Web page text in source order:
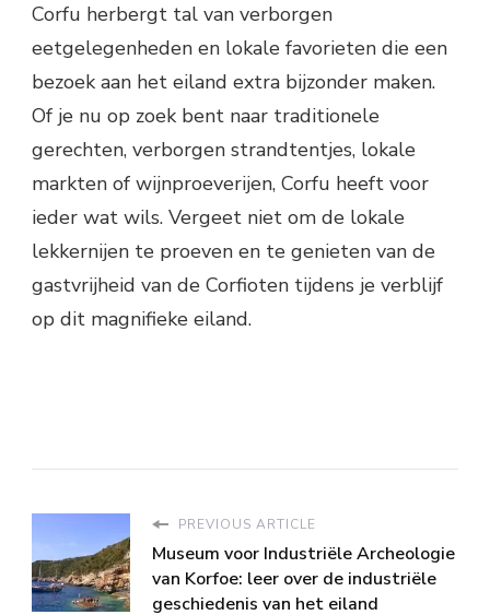
Corfu herbergt tal van verborgen
eetgelegenheden en lokale favorieten die een
bezoek aan het eiland extra bijzonder maken.
Of je nu op zoek bent naar traditionele
gerechten, verborgen strandtentjes, lokale
markten of wijnproeverijen, Corfu heeft voor
ieder wat wils. Vergeet niet om de lokale
lekkernijen te proeven en te genieten van de
gastvrijheid van de Corfioten tijdens je verblijf
op dit magnifieke eiland.
PREVIOUS ARTICLE
Museum voor Industriële Archeologie
van Korfoe: leer over de industriële
geschiedenis van het eiland